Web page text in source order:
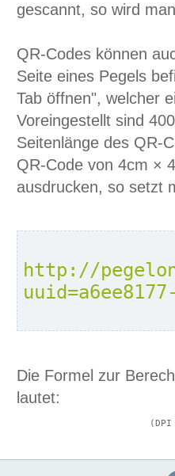
gescannt, so wird
QR-Codes können
Seite eines Pegels
Tab öffnen", welcher
Voreingestellt sind
Seitenlänge des QR-
QR-Code von 4cm ×
ausdrucken, so setzt
http://
Die Formel zur
lautet: